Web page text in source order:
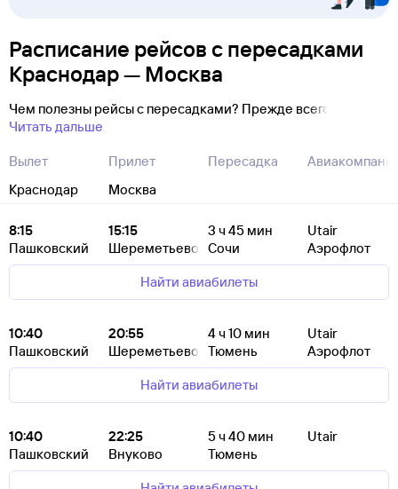
Расписание рейсов с пересадками
Краснодар — Москва
Чем полезны рейсы с пересадками? Прежде всего
Читать дальше
Вылет
Краснодар
Прилет
Москва
Пересадка
8:15
Пашковский
15:15
Шереметьево
3 ч 45 мин
Сочи
Utair
Аэрофлот
Найти авиабилеты
10:40
Пашковский
20:55
Шереметьево
4ч 10 мин
Тюмень
Utair
Аэрофлот
Найти авиабилеты
10:40
Пашковский
22:25
Внуково
5ч 40 мин
Тюмень
Utair